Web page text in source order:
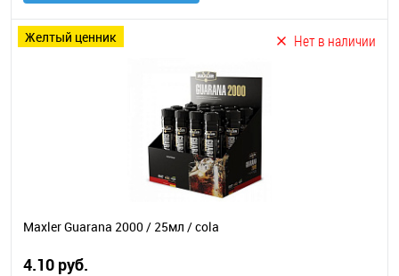
желтый ценник Нет в наличии
Maxler Guarana 2000 / 25мл / cola
4.10 руб.